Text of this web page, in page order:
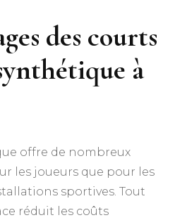
des courts
à
offre de nombreux
les joueurs que pour les
sportives. Tout
réduit les coûts